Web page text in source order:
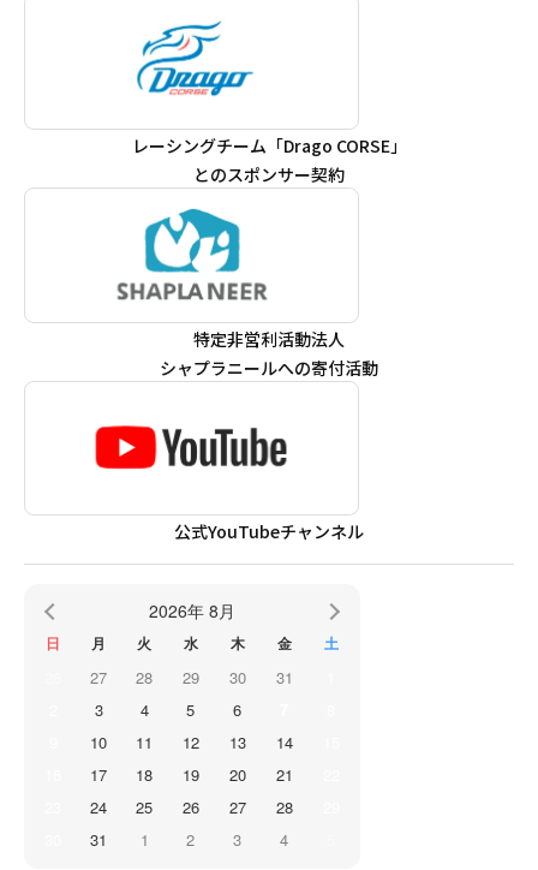
レーシングチーム「Drago CORSE」
とのスポンサー契約
特定非営利活動法人
シャプラニールへの寄付活動
公式YouTubeチャンネル
2026年 8月
日 月 火 水 木 金 土
27 28 29 30 31
3 4 5 6
10 11 12 13 14
17 18 19 20 21
24 25 26 27 28
31 1 2 3 4